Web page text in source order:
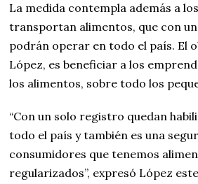
La medida contempla además a
transportan alimentos, que con
podrán operar en todo el país. El
López, es beneficiar a los
los alimentos, sobre todo los
“Con un solo registro quedan
todo el país y también es una
consumidores que tenemos
regularizados”, expresó López este